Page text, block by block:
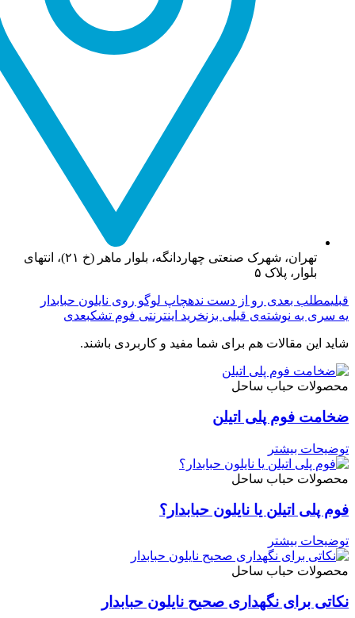
تهران، شهرک صنعتی چهاردانگه، بلوار ماهر (خ ۲۱)، انتهای
بلوار، پلاک ۵
قبلیمطلب بعدی رو از دست ندهچاپ لوگو روی نایلون حبابدار
یه سری به نوشته‌ی قبلی بزنخرید اینترنتی فوم تشکبعدی
شاید این مقالات هم برای شما مفید و کاربردی باشند.
محصولات حباب ساحل
ضخامت فوم پلی اتیلن
توضیحات بیشتر
محصولات حباب ساحل
فوم پلی اتیلن یا نایلون حبابدار؟
توضیحات بیشتر
محصولات حباب ساحل
نکاتی برای نگهداری صحیح نایلون حبابدار